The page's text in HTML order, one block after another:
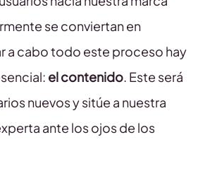
se conviertan en
a cabo todo este proceso hay
el contenido . Este será
nuevos y sitúe a nuestra
ante los ojos de los